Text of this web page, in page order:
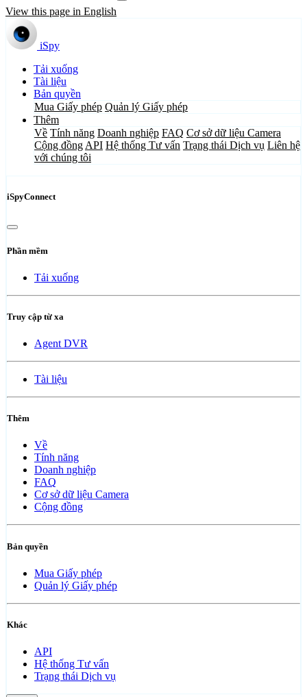
View this page in English
iSpy
Tải xuống
Tài liệu
Bản quyền
Mua Giấy phép Quản lý Giấy phép
Thêm
Về Tính năng Doanh nghiệp FAQ Cơ sở dữ liệu Camera
Cộng đồng API Hệ thống Tư vấn Trạng thái Dịch vụ Liên hệ
với chúng tôi
iSpyConnect
Phần mềm
Tải xuống
Truy cập từ xa
Agent DVR
Tài liệu
Thêm
Về
Tính năng
Doanh nghiệp
FAQ
Cơ sở dữ liệu Camera
Cộng đồng
Bản quyền
Mua Giấy phép
Quản lý Giấy phép
Khác
API
Hệ thống Tư vấn
Trạng thái Dịch vụ